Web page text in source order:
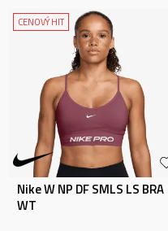
CENOVÝ HIT
Nike W NP DF SMLS LS BRA
WT